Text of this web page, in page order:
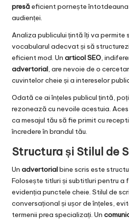
presăeficient pornește întotdeauna
audienței.
Analiza publicului țintă îți va
vocabularul adecvat și să
eficient mod. Un articol SEO,
advertorial, are nevoie de o
cuvintelor cheie și a intereselor
Odată ce ai înțeles publicul țintă,
rezonează cu nevoile acestuia.
ca mesajul tău să fie primit cu
încredere în brandul tău.
Structura și Stilul de
Un advertorialbine scris este
Folosește titluri și subtitluri pentru a
evidenția punctele cheie. Stilul de
conversațional și ușor de înțeles,
termenii prea specializați. Un